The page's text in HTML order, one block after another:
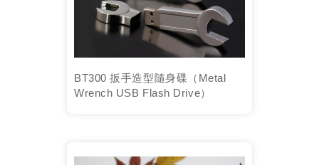
BT300 扳手造型隨身碟（Metal
Wrench USB Flash Drive）